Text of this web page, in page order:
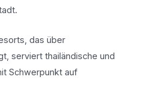
das über
serviert thailändische und
Schwerpunkt auf